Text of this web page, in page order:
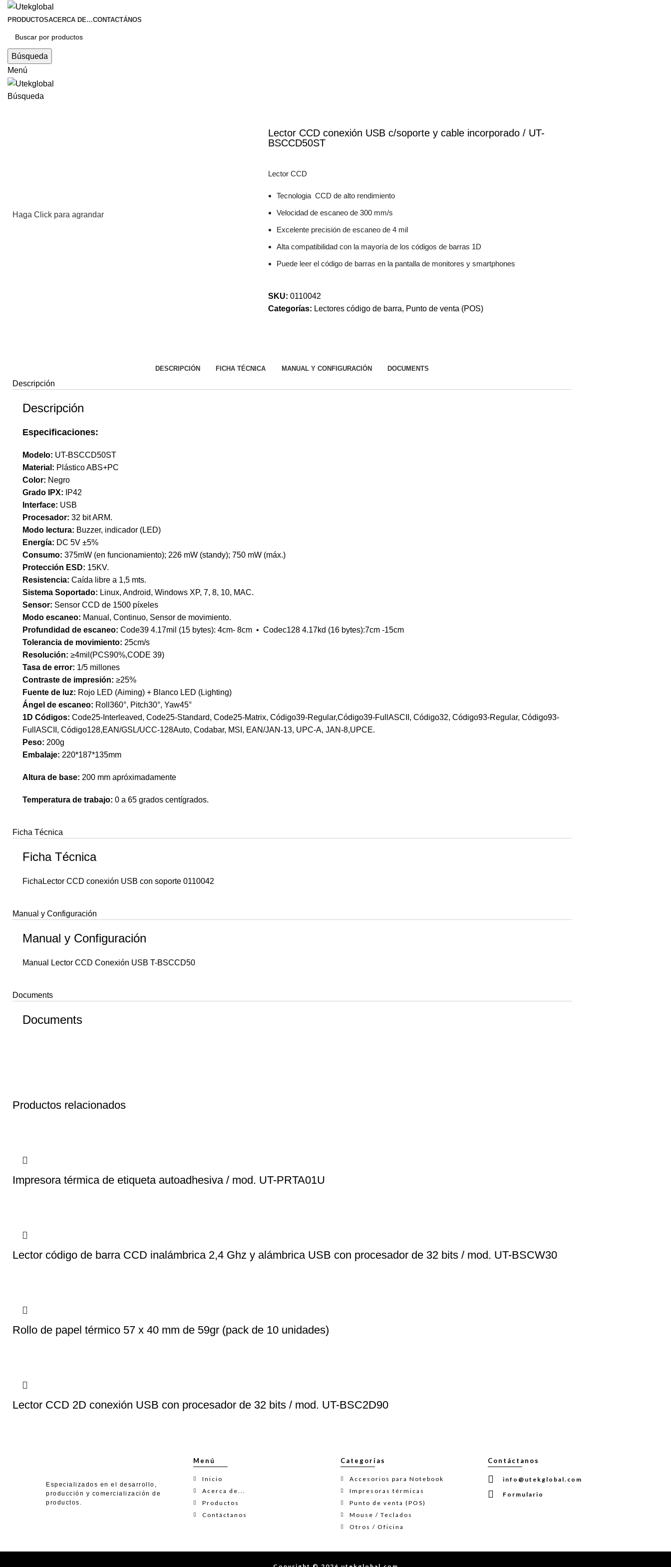
PRODUCTOSACERCA DE…CONTACTÁNOS
Búsqueda
Menú
Búsqueda
Haga Click para agrandar
Lector CCD conexión USB c/soporte y cable incorporado / UT-
BSCCD50ST
Lector CCD
Tecnologia CCD de alto rendimiento
Velocidad de escaneo de 300 mm/s
Excelente precisión de escaneo de 4 mil
Alta compatibilidad con la mayoría de los códigos de barras 1D
Puede leer el código de barras en la pantalla de monitores y smartphones
SKU: 0110042
Categorías: Lectores código de barra, Punto de venta (POS)
DESCRIPCIÓN FICHA TÉCNICA MANUAL Y CONFIGURACIÓN DOCUMENTS
Descripción
Descripción
Especificaciones:
Modelo: UT-BSCCD50ST
Material: Plástico ABS+PC
Color: Negro
Grado IPX: IP42
Interface: USB
Procesador: 32 bit ARM.
Modo lectura: Buzzer, indicador (LED)
Energía: DC 5V ±5%
Consumo: 375mW (en funcionamiento); 226 mW (standy); 750 mW (máx.)
Protección ESD: 15KV.
Resistencia: Caída libre a 1,5 mts.
Sistema Soportado: Linux, Android, Windows XP, 7, 8, 10, MAC.
Sensor: Sensor CCD de 1500 píxeles
Modo escaneo: Manual, Continuo, Sensor de movimiento.
Profundidad de escaneo: Code39 4.17mil (15 bytes): 4cm- 8cm • Codec128 4.17kd (16 bytes):7cm -15cm
Tolerancia de movimiento: 25cm/s
Resolución: ≥4mil(PCS90%,CODE 39)
Tasa de error: 1/5 millones
Contraste de impresión: ≥25%
Fuente de luz: Rojo LED (Aiming) + Blanco LED (Lighting)
Ángel de escaneo: Roll360°, Pitch30°, Yaw45°
1D Códigos: Code25-Interleaved, Code25-Standard, Code25-Matrix, Código39-Regular,Código39-FullASCII, Código32, Código93-Regular, Código93-
FullASCII, Código128,EAN/GSL/UCC-128Auto, Codabar, MSI, EAN/JAN-13, UPC-A, JAN-8,UPCE.
Peso: 200g
Embalaje: 220*187*135mm
Altura de base: 200 mm apróximadamente
Temperatura de trabajo: 0 a 65 grados centígrados.
Ficha Técnica
Ficha Técnica
FichaLector CCD conexión USB con soporte 0110042
Manual y Configuración
Manual y Configuración
Manual Lector CCD Conexión USB T-BSCCD50
Documents
Documents
Productos relacionados
Impresora térmica de etiqueta autoadhesiva / mod. UT-PRTA01U
Lector código de barra CCD inalámbrica 2,4 Ghz y alámbrica USB con procesador de 32 bits / mod. UT-BSCW30
Rollo de papel térmico 57 x 40 mm de 59gr (pack de 10 unidades)
Lector CCD 2D conexión USB con procesador de 32 bits / mod. UT-BSC2D90
Especializados en el desarrollo,
producción y comercialización de
productos.
Menú
Inicio
Acerca de...
Productos
Contáctanos
Categorías
Accesorios para Notebook
Impresoras térmicas
Punto de venta (POS)
Mouse / Teclados
Otros / Oficina
Contáctanos
info@utekglobal.com
Formulario